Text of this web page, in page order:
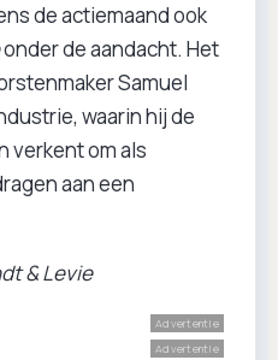
de actiemaand ook
onder de aandacht. Het
Samuel
waarin hij de
verkent om als
aan een
& Levie
Advertentie
Advertentie